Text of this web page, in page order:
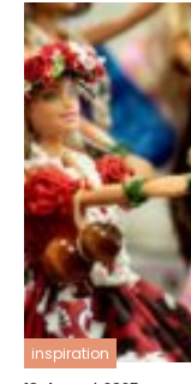
inspiration